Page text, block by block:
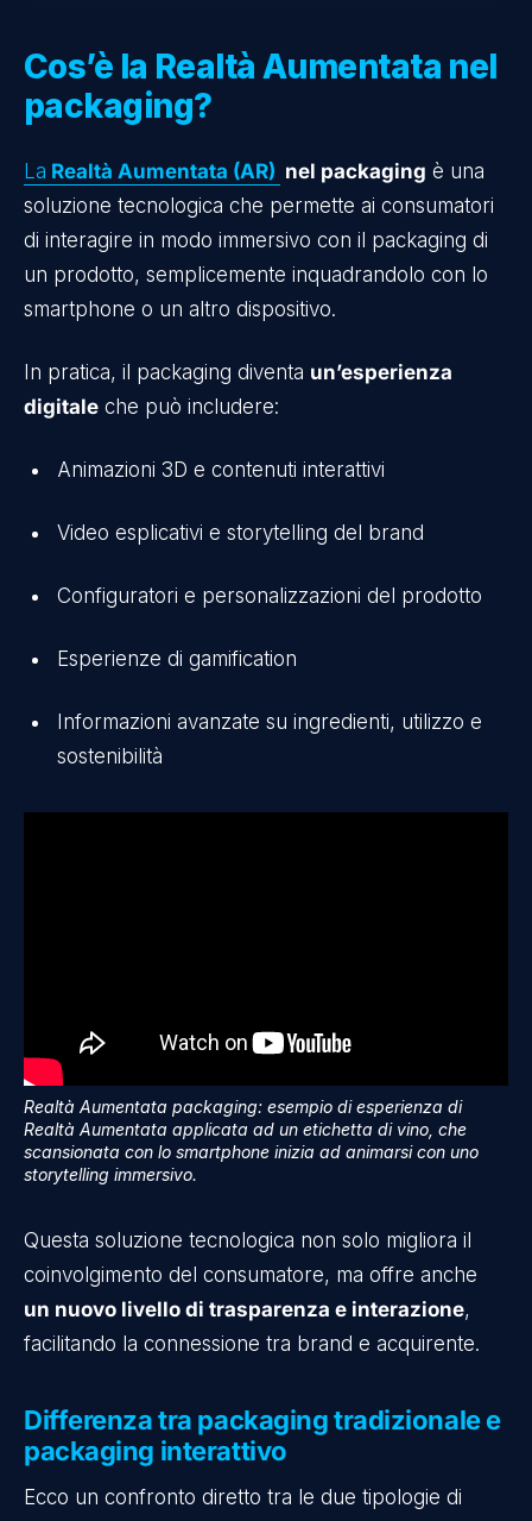
Cos’è la Realtà Aumentata nel
packaging?
La Realtà Aumentata (AR) nel packaging è una
soluzione tecnologica che permette ai consumatori
di interagire in modo immersivo con il packaging di
un prodotto, semplicemente inquadrandolo con lo
smartphone o un altro dispositivo.
In pratica, il packaging diventa un’esperienza
digitale che può includere:
Animazioni 3D e contenuti interattivi
Video esplicativi e storytelling del brand
Configuratori e personalizzazioni del prodotto
Esperienze di gamification
Informazioni avanzate su ingredienti, utilizzo e
sostenibilità
Realtà Aumentata packaging: esempio di esperienza di
Realtà Aumentata applicata ad un etichetta di vino, che
scansionata con lo smartphone inizia ad animarsi con uno
storytelling immersivo.
Questa soluzione tecnologica non solo migliora il
coinvolgimento del consumatore, ma offre anche
un nuovo livello di trasparenza e interazione,
facilitando la connessione tra brand e acquirente.
Differenza tra packaging tradizionale e
packaging interattivo
Ecco un confronto diretto tra le due tipologie di